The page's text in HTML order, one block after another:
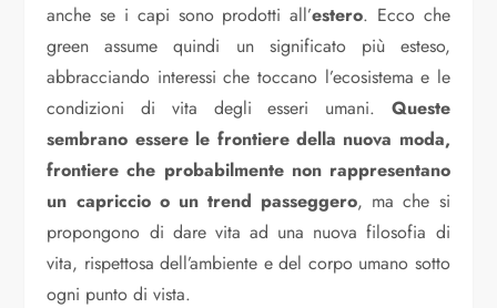
anche se i capi sono prodotti all’estero. Ecco che
green assume quindi un significato più esteso,
abbracciando interessi che toccano l’ecosistema e le
condizioni di vita degli esseri umani. Queste
sembrano essere le frontiere della nuova moda,
frontiere che probabilmente non rappresentano
un capriccio o un trend passeggero, ma che si
propongono di dare vita ad una nuova filosofia di
vita, rispettosa dell’ambiente e del corpo umano sotto
ogni punto di vista.